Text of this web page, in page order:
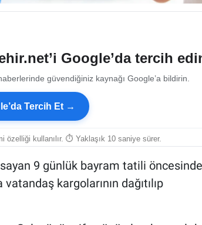
Google’da tercih
güvendiğiniz kaynağı Google’a bildirin.
Tercih Et →
özelliği kullanılır. ⏱ Yaklaşık 10 saniye sürer.
9 günlük bayram tatili öncesinde
kargolarının dağıtılıp